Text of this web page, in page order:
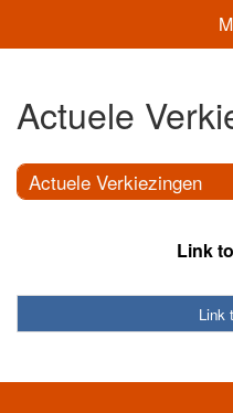
Actuele
Actuele Verkiezingen
Link
Link